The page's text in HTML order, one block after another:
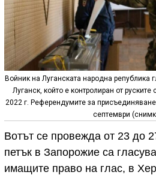
Войник на Луганската народна република
Луганск, който е контролиран от
2022 г. Референдумите за
септември
Вотът се провежда от 23 до
петък в Запорожие са
имащите право на глас, в